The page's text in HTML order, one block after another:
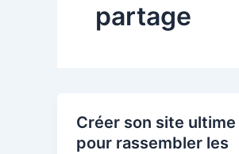
partage
Créer son site ultime
pour rassembler les